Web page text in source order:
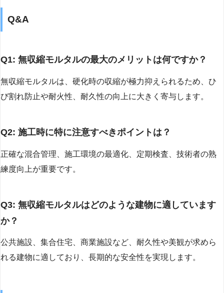
Q&A
Q1: 無収縮モルタルの最大のメリットは何ですか？
無収縮モルタルは、硬化時の収縮が極力抑えられるため、ひ
び割れ防止や耐火性、耐久性の向上に大きく寄与します。
Q2: 施工時に特に注意すべきポイントは？
正確な混合管理、施工環境の最適化、定期検査、技術者の熟
練度向上が重要です。
Q3: 無収縮モルタルはどのような建物に適しています
か？
公共施設、集合住宅、商業施設など、耐久性や美観が求めら
れる建物に適しており、長期的な安全性を実現します。